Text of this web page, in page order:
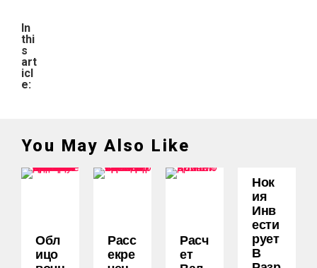
In
thi
s
art
icl
e:
You May Also Like
Обл
Ицо
Расс
Екре
Расч
Ет
Нок
Ия
Инв
Ести
Рует
В